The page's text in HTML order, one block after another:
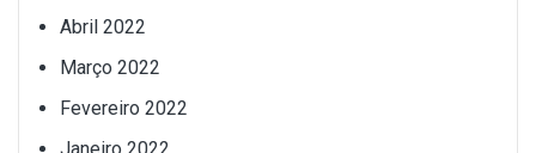
Abril 2022
Março 2022
Fevereiro 2022